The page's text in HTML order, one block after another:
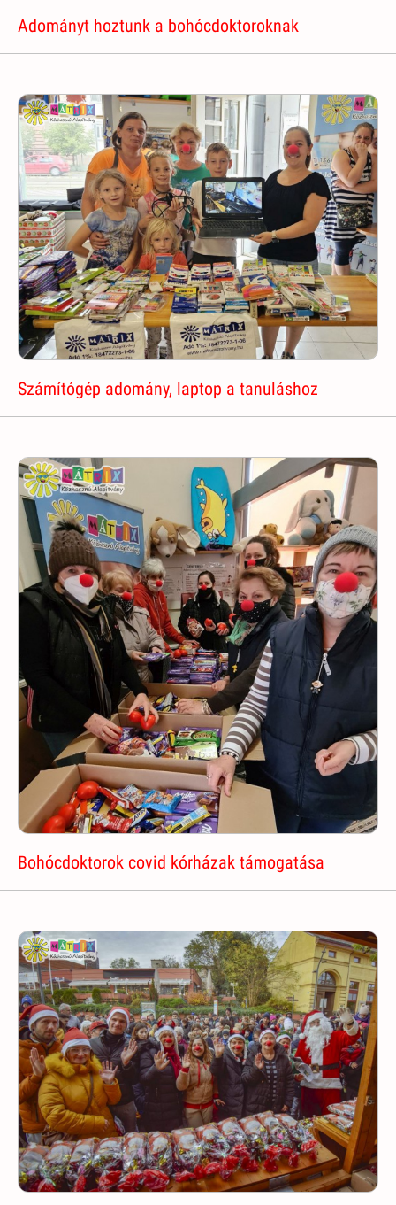
Adományt hoztunk a bohócdoktoroknak
Számítógép adomány, laptop a tanuláshoz
Bohócdoktorok covid kórházak támogatása